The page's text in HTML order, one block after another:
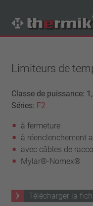
89Produits
Tipo interruttore
à ouverture
Gamme de température
température standard
haute température
1,6 A – 7,5 A
4 A – 25 A
Rappel
réinitialisation
avec isolation
sans isolation
Raccordement
Limiteurs de
Classe de puissance:
Séries: F2
à fermeture
à réenclenchement
avec câbles de
Mylar®-Nomex®
Télécharger la